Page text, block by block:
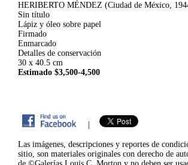
HERIBERTO MÉNDEZ (Ciudad de México,
Sin título
Lápiz y óleo sobre papel
Firmado
Enmarcado
Detalles de conservación
30 x 40.5 cm
Estimado $3,500-4,500
|
Las imágenes, descripciones y reportes de
sitio, son materiales originales con derecho de